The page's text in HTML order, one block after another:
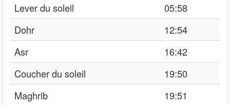
Lever du soleil
05:58
Dohr
12:54
Asr
16:42
Coucher du soleil
19:50
Maghrib
19:51